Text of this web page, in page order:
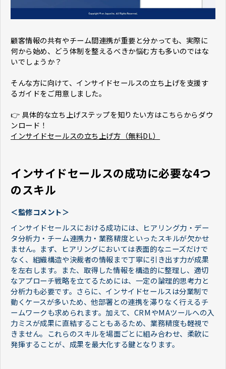
顧客情報の共有やチーム間連携が重要と分かっても、実際に
何から始め、どう体制を整えるべきか悩む方も多いのではな
いでしょうか？
そんな方に向けて、インサイドセールスの立ち上げを支援す
るガイドをご用意しました。
👉 具体的な立ち上げステップを知りたい方はこちらからダウ
ンロード！
インサイドセールスの立ち上げ方（無料DL）
インサイドセールスの成功に必要な4つ
のスキル
＜監修コメント＞
インサイドセールスにおける成功には、ヒアリング力・デー
タ分析力・チーム連携力・業務精度といったスキルが欠かせ
ません。まず、ヒアリングにおいては表面的なニーズだけで
なく、組織構造や決裁者の情報まで丁寧に引き出す力が成果
を左右します。また、取得した情報を構造的に整理し、適切
なアプローチ戦略を立てるためには、一定の論理的思考力と
分析力も必要です。さらに、インサイドセールスは分業制で
動くケースが多いため、他部署との連携を滞りなく行えるチ
ームワークも求められます。加えて、CRMやMAツールへの入
力ミスが成果に直結することもあるため、業務精度も軽視で
きません。これらのスキルを場面ごとに組み合わせ、柔軟に
発揮することが、成果を最大化する鍵となります。